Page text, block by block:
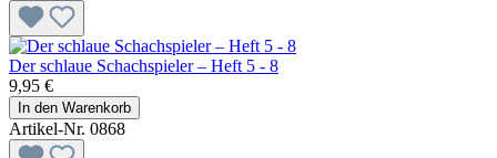
Der schlaue Schachspieler – Heft 5 - 8
9,95 €
In den Warenkorb
Artikel-Nr. 0868